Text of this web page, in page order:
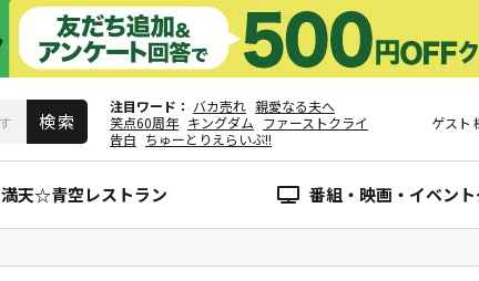
注目ワード バカ売れ 親愛なる夫へ
笑点60周年 キングダム ファーストクライ
告白 ちゅーとりえらいぶ!!
ゲスト
満天☆青空レストラン 番組・映画・イベン